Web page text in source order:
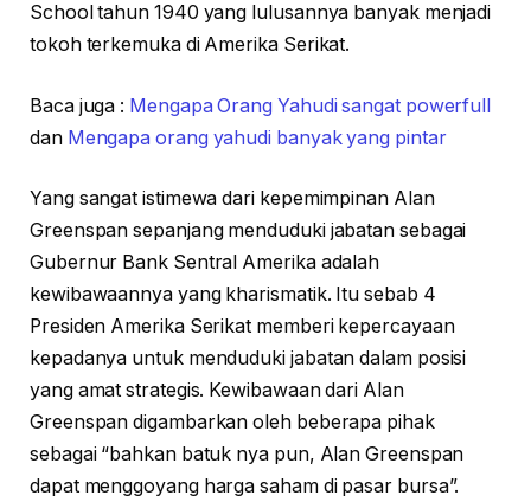
School tahun 1940 yang lulusannya banyak menjadi
tokoh terkemuka di Amerika Serikat.
Baca juga : Mengapa Orang Yahudi sangat powerfull
dan Mengapa orang yahudi banyak yang pintar
Yang sangat istimewa dari kepemimpinan Alan
Greenspan sepanjang menduduki jabatan sebagai
Gubernur Bank Sentral Amerika adalah
kewibawaannya yang kharismatik. Itu sebab 4
Presiden Amerika Serikat memberi kepercayaan
kepadanya untuk menduduki jabatan dalam posisi
yang amat strategis. Kewibawaan dari Alan
Greenspan digambarkan oleh beberapa pihak
sebagai “bahkan batuk nya pun, Alan Greenspan
dapat menggoyang harga saham di pasar bursa”.